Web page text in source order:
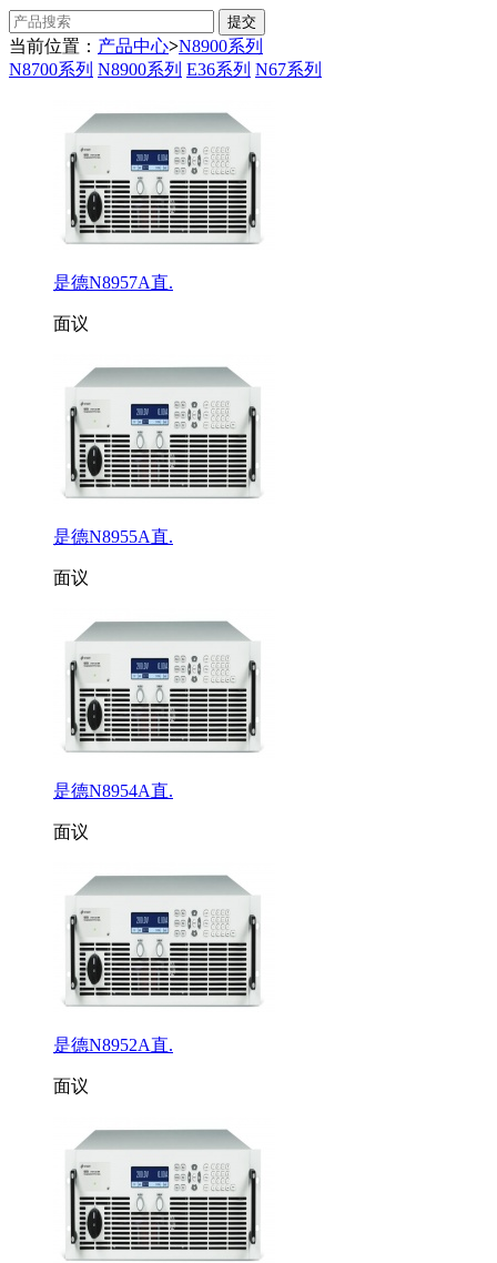
当前位置： 产品中心>N8900系列
N8700系列 N8900系列 E36系列 N67系列
是德N8957A直.
面议
是德N8955A直.
面议
是德N8954A直.
面议
是德N8952A直.
面议